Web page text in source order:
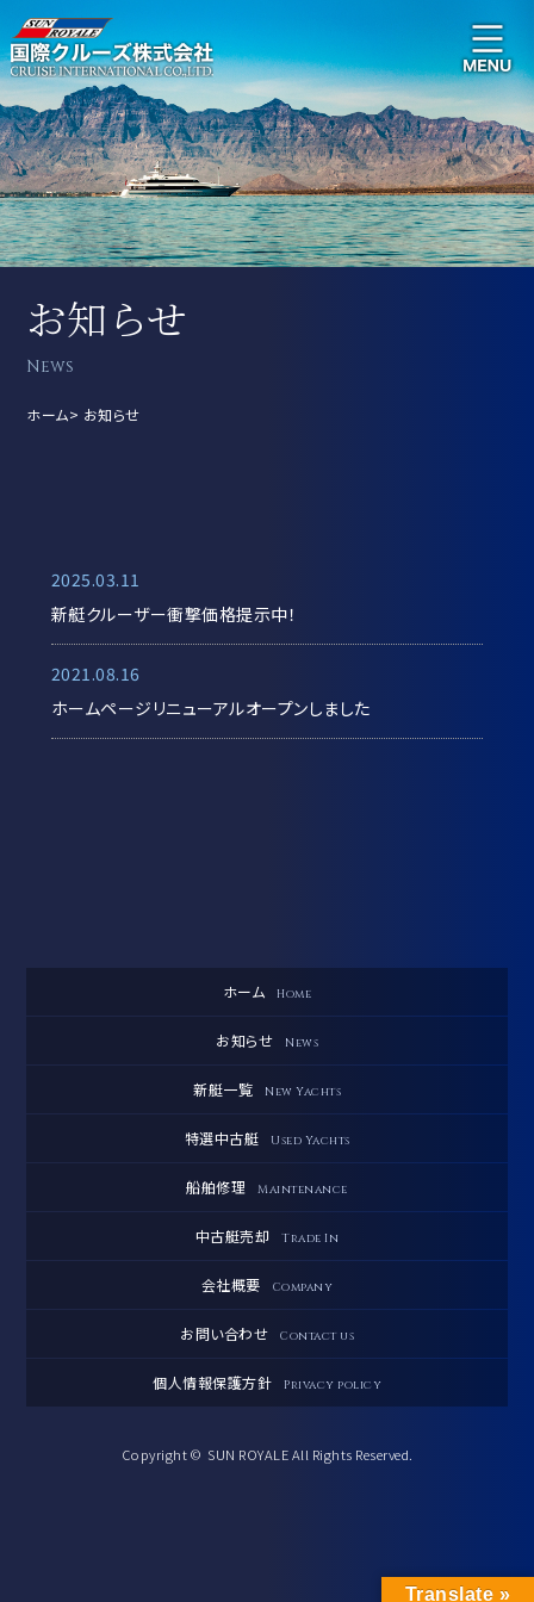
お知らせ
News
ホーム お知らせ
2025.03.11
新艇クルーザー衝撃価格提示中！
2021.08.16
ホームページリニューアルオープンしました
ホーム Home
お知らせ News
新艇一覧 New Yachts
特選中古艇 Used Yachts
船舶修理 Maintenance
中古艇売却 Trade In
会社概要 Company
お問い合わせ Contact us
個人情報保護方針 Privacy policy
Copyright © SUN ROYALE All Rights Reserved.
Translate »